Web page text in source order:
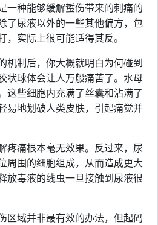
一种能够缓解蜇伤带来的刺痛的
了尿液以外的一些其他偏方，包
实际上很可能适得其反。
机制后，你大概就明白为何碰到
状球体会让人万般痛苦了。水母
这些细胞内充满了丝囊和沾满了
易地划破人类皮肤，引起痛觉并
疼痛根本毫无效果。反过来，尿
周围的细胞组成，从而造成更大
放毒液的线虫一旦接触到尿液很
区域并非最有效的办法，但起码